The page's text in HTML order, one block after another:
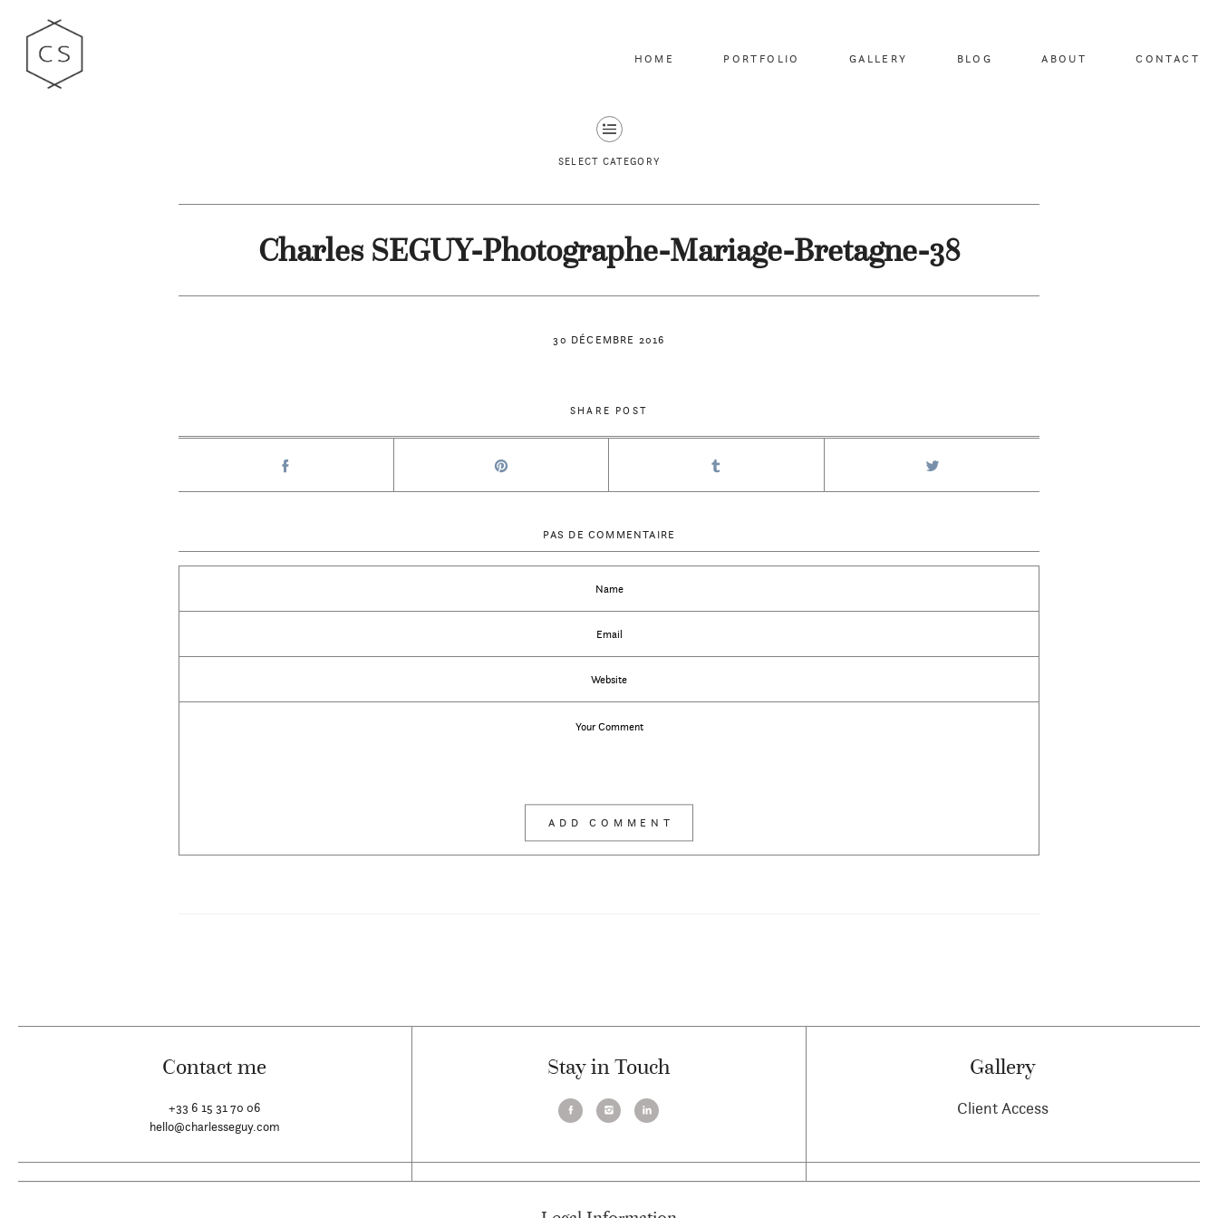
HOME PORTFOLIO GALLERY BLOG ABOUT CONTACT
SELECT CATEGORY
30 DÉCEMBRE 2016
Charles SEGUY-Photographe-Mariage-Bretagne-38
SHARE POST
PAS DE COMMENTAIRE
Contact me
+33 6 15 31 70 06
hello@charlesseguy.com
Stay in Touch Gallery
Client Access